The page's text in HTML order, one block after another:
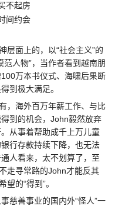
不起房
间约会
面上的，以“社会主义”的
人物”，当作者看到越南朋
万本书仪式、海啸后果断
到极大满足。
海外百万年薪工作、与比
到的机会，John毅然放弃
从事着帮助成千上万儿童
行存款持续下降，也无法
人看来，太不划算了，至
走寻常路的John才能反其
的“得到”。
善事业的国内外“怪人”一